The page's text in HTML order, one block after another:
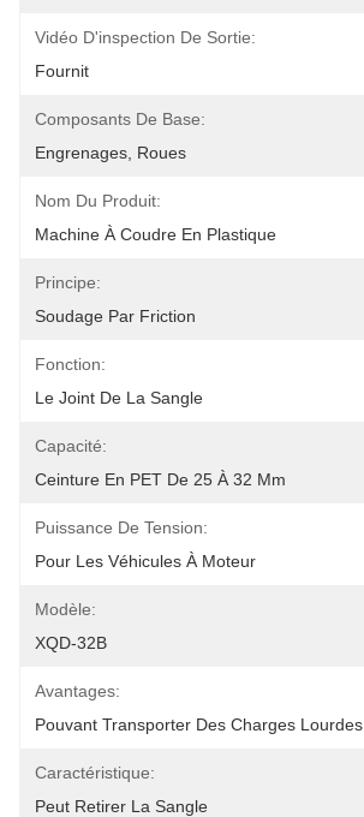
Vidéo D'inspection De Sortie:
Fournit
Composants De Base:
Engrenages, Roues
Nom Du Produit:
Machine À Coudre En Plastique
Principe:
Soudage Par Friction
Fonction:
Le Joint De La Sangle
Capacité:
Ceinture En PET De 25 À 32 Mm
Puissance De Tension:
Pour Les Véhicules À Moteur
Modèle:
XQD-32B
Avantages:
Pouvant Transporter Des Charges Lourdes
Caractéristique:
Peut Retirer La Sangle